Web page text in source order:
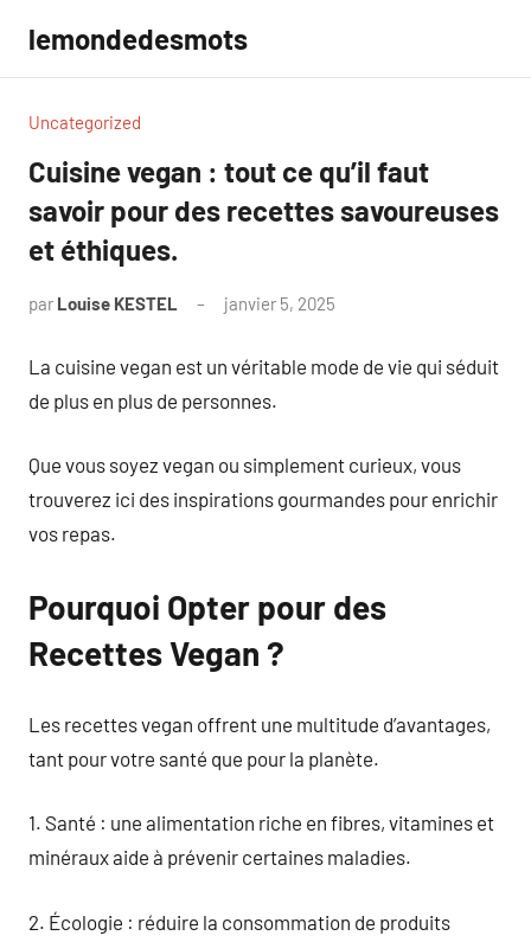
contenu
lemondedesmots
Uncategorized
Cuisine vegan : tout ce qu’il faut
savoir pour des recettes savoureuses
et éthiques.
par Louise KESTEL janvier 5, 2025
La cuisine vegan est un véritable mode de vie qui séduit
de plus en plus de personnes.
Que vous soyez vegan ou simplement curieux, vous
trouverez ici des inspirations gourmandes pour enrichir
vos repas.
Pourquoi Opter pour des
Recettes Vegan ?
Les recettes vegan offrent une multitude d’avantages,
tant pour votre santé que pour la planète.
1. Santé : une alimentation riche en fibres, vitamines et
minéraux aide à prévenir certaines maladies.
2. Écologie : réduire la consommation de produits